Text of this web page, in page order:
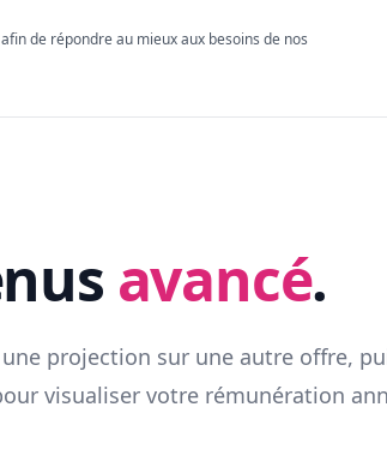
de répondre au mieux aux besoins de nos
avancé.
projection sur une autre offre,
visualiser votre rémunération